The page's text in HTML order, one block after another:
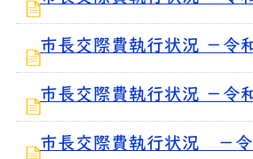
市長交際費執行状況 －令
市長交際費執行状況 －令
市長交際費執行状況 －